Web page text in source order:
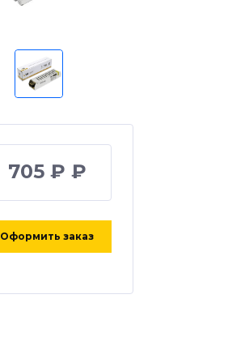
705 ₽ ₽
Оформить заказ